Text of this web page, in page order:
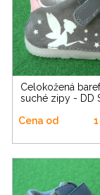
Celokožená barefoot na dva
suché zipy - DD
Cena od